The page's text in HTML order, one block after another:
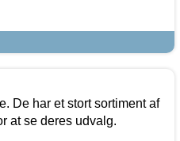
De har et stort sortiment af
at se deres udvalg.